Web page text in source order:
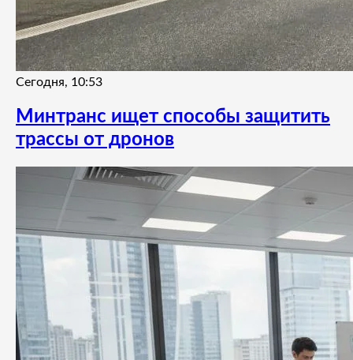
Сегодня, 10:53
Минтранс ищет способы защитить
трассы от дронов